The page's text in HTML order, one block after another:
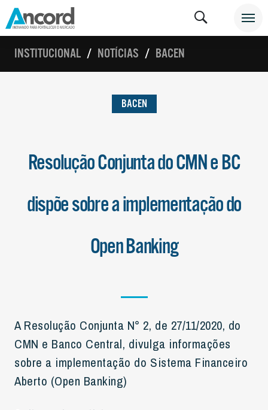
INSTITUCIONAL NOTÍCIAS BACEN
BACEN
Resolução Conjunta do CMN e BC
dispõe sobre a implementação do
Open Banking
A Resolução Conjunta N° 2, de 27/11/2020, do
CMN e Banco Central, divulga informações
sobre a implementação do Sistema Financeiro
Aberto (Open Banking)